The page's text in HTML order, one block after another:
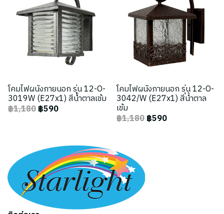
โคมไฟผนังภายนอก รุ่น 12-O-
3019W (E27x1) สีน้ำตาลเข้ม
฿1,180฿590
โคมไฟผนังภายนอก รุ่น 12-O-
3042/W (E27x1) สีน้ำตาล
เข้ม
฿1,180฿590